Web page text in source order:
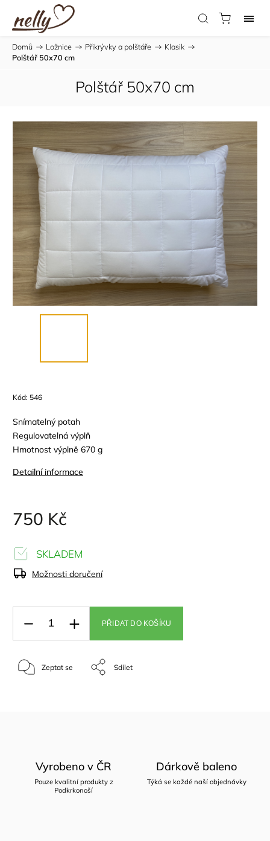
Domů / Ložnice / Přikrývky a polštáře / Klasik /
Polštář 50x70 cm
Polštář 50x70 cm
Kód: 546
Snímatelný potah
Regulovatelná výplň
Hmotnost výplně 670 g
Detailní informace
750 Kč
SKLADEM
Možnosti doručení
PŘIDAT DO KOŠÍKU
Zeptat se Sdílet
Vyrobeno v ČR
Pouze kvalitní produkty z
Podkrkonoší
Dárkově baleno
Týká se každé naší objednávky